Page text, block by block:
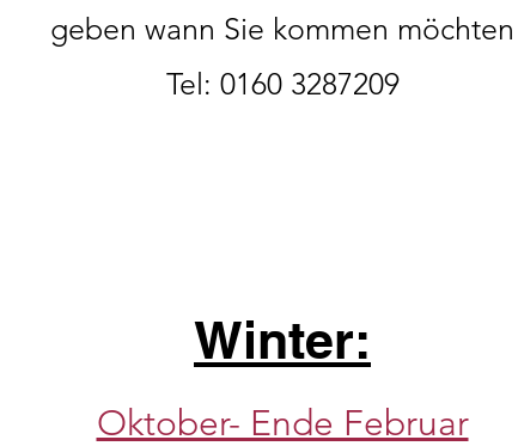
geben wann Sie kommen möchten
Tel: 0160 3287209
Winter:
Oktober- Ende Februar